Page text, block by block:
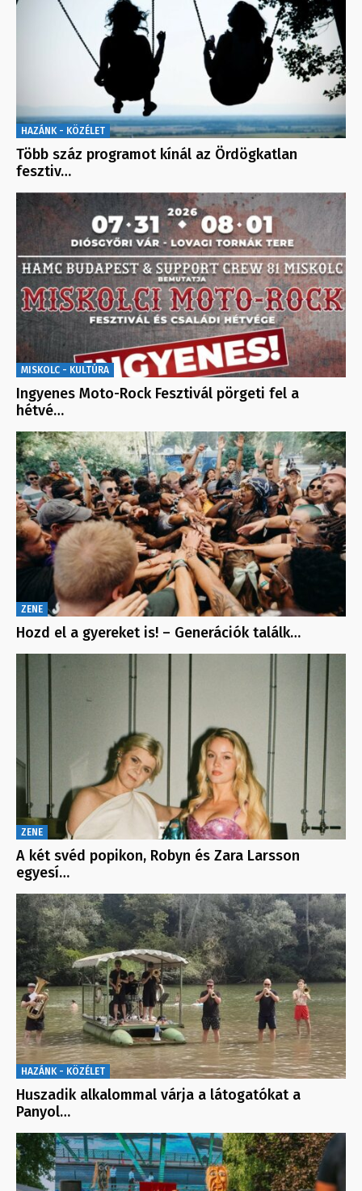
HAZÁNK - KÖZÉLET
Több száz programot kínál az Ördögkatlan
fesztiv…
MISKOLC - KULTÚRA
Ingyenes Moto-Rock Fesztivál pörgeti fel a
hétvé…
ZENE
Hozd el a gyereket is! – Generációk találk…
ZENE
A két svéd popikon, Robyn és Zara Larsson
egyesí…
HAZÁNK - KÖZÉLET
Huszadik alkalommal várja a látogatókat a
Panyol…